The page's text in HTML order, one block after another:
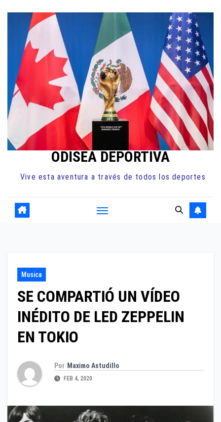
contenido
ODISEA DEPORTIVA
Vive esta aventura a través de todos los deportes
Musica
SE COMPARTIÓ UN VÍDEO
INÉDITO DE LED ZEPPELIN
EN TOKIO
Por Maximo Astudillo
FEB 4, 2020